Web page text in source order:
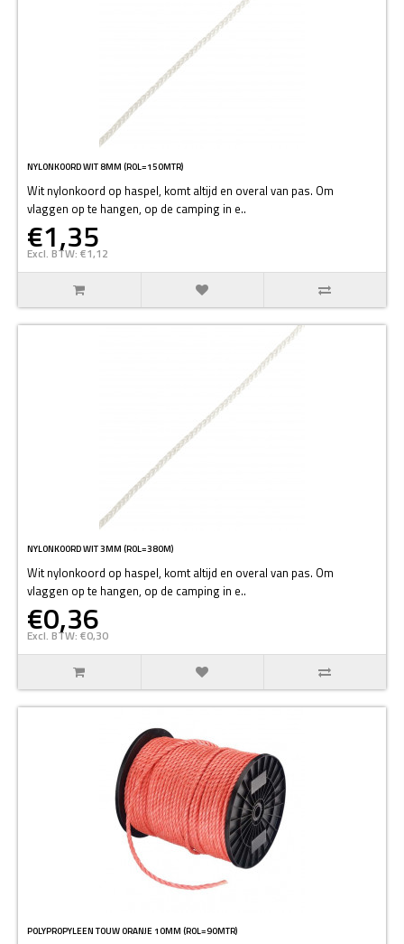
NYLONKOORD WIT 8MM (ROL=150MTR)
Wit nylonkoord op haspel, komt altijd en overal van pas. Om
vlaggen op te hangen, op de camping in e..
€1,35
Excl. BTW: €1,12
NYLONKOORD WIT 3MM (ROL=380M)
Wit nylonkoord op haspel, komt altijd en overal van pas. Om
vlaggen op te hangen, op de camping in e..
€0,36
Excl. BTW: €0,30
POLYPROPYLEEN TOUW ORANJE 10MM (ROL=90MTR)